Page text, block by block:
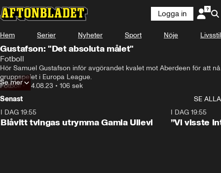
Logga in
Hem Serier Nyheter Sport Nöje Livsstil
Gustafson: "Det absoluta målet"
Fotboll
Hör Samuel Gustafson inför avgörandet kvalet mot Aberdeen för att nå
gruppspelet i Europa League.
Fotboll•24.08.23 • 106 sek
Se mer
Senast
SE ALLA
I DAG 19:55
Blåvitt tvingas utrymma Gamla Ullevi
I DAG 19:55
”Vi visste